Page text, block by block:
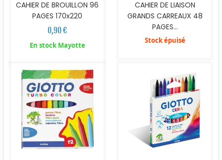
CAHIER DE BROUILLON 96
PAGES 170x220
0,90 €
En stock Mayotte
CAHIER DE LIAISON
GRANDS CARREAUX 48
PAGES...
Stock épuisé